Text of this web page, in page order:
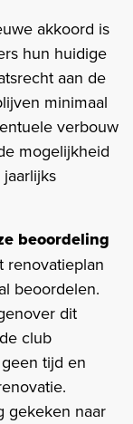
akkoord is
hun huidige
aan de
minimaal
verbouw
mogelijkheid
beoordeling
renovatieplan
beoordelen.
dit
club
tijd en
gekeken naar